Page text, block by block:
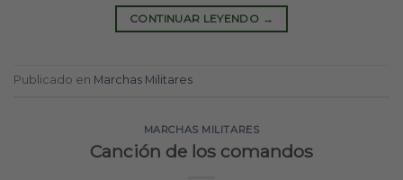
CONTINUAR LEYENDO →
Publicado en Marchas Militares
MARCHAS MILITARES
Canción de los comandos